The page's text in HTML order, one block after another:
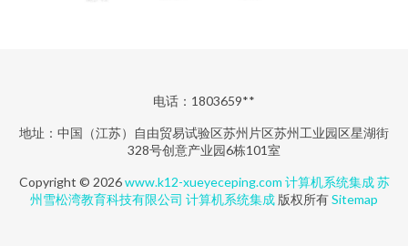
电话：1803659**
地址：中国（江苏）自由贸易试验区苏州片区苏州工业园区星湖街
328号创意产业园6栋101室
Copyright © 2026www.k12-xueyeceping.com 计算机系统集成 苏
州雪松湾教育科技有限公司 计算机系统集成 版权所有Sitemap